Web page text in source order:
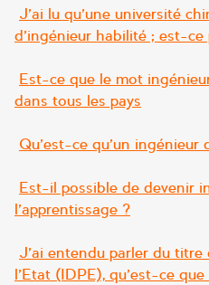
J’ai lu qu’une université
d’ingénieur habilité ; est-ce
Est-ce que le mot
dans tous les pays
Qu’est-ce qu’un ingénieur
Est-il possible de devenir
l’apprentissage ?
J’ai entendu parler du titre
l’Etat (IDPE), qu’est-ce que